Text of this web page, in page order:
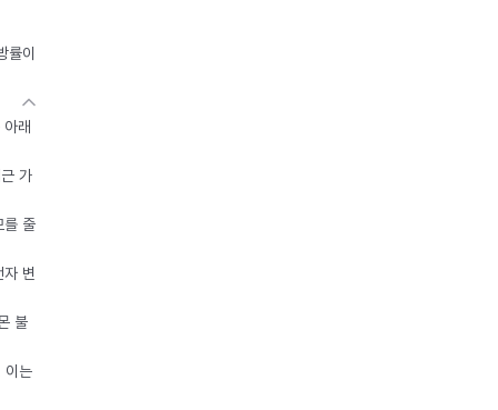
률이
래
가
를 줄
변
불
이는